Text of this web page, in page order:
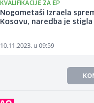
KVALIFIKACIJE ZA EP
Nogometaši Izraela
Kosovu, naredba je
10.11.2023. u 09:59